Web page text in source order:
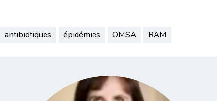
antibiotiques épidémies OMSA RAM